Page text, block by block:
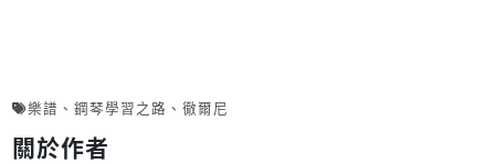
樂譜 、 鋼琴學習之路 、 徹爾尼
關於作者